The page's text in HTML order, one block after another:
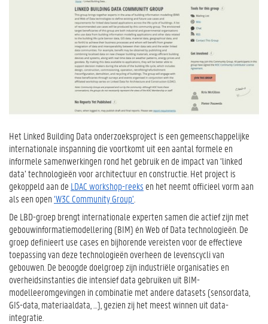
Het Linked Building Data onderzoeksproject is een gemeenschappelijke
internationale inspanning die voortkomt uit een aantal formele en
informele samenwerkingen rond het gebruik en de impact van ‘linked
data’ technologieën voor architectuur en constructie. Het project is
gekoppeld aan de LDAC workshop-reeks en het neemt officieel vorm aan
als een open‘W3C Community Group’
De LBD-groep brengt internationale experten samen die actief zijn met
gebouwinformatiemodellering (BIM) én Web of Data technologieën. De
groep definieert use cases en bijhorende vereisten voor de effectieve
toepassing van deze technologieën overheen de levenscycli van
gebouwen. De beoogde doelgroep zijn industriële organisaties en
overheidsinstanties die intensief data gebruiken uit BIM-
modelleeromgevingen in combinatie met andere datasets (sensordata,
GIS-data, materiaaldata, …), gezien zij het meest winnen uit data-
integratie.